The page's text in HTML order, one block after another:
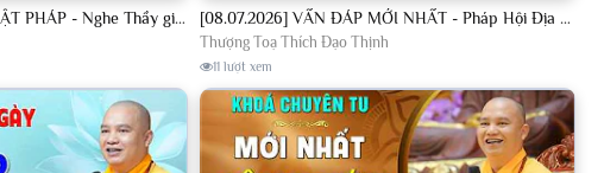
[08.07.2026] VẤN ĐÁP PHẬT PHÁP - Nghe Thầy giảng Pháp mỗi ngày CÔNG ĐỨC VÔ LƯỢNG│TT. Thích Đạo Thịnh [08.07.2026] VẤN ĐÁP MỚI NHẤT - Pháp Hội Địa Tạng Chùa Khai Nguyên | TT. Thích Đạo Thịnh
Thượng Toạ Thích Đạo Thịnh
11 lượt xem